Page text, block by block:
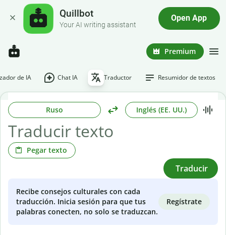
Quillbot
Your AI writing assistant
Open App
Premium
de IA Chat IA Traductor Resumidor de textos
Ruso Inglés (EE. UU.)
Pegar texto
Traducir
Recibe consejos culturales con cada
traducción. Inicia sesión para que tus
palabras conecten, no solo se traduzcan.
Regístrate